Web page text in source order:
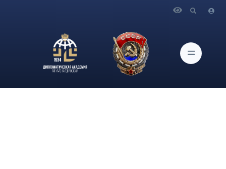
России М.Г.Троянского и О.Г.Карповича "Станет ли
Приднестровье новой ареной сражений гибридной войны"